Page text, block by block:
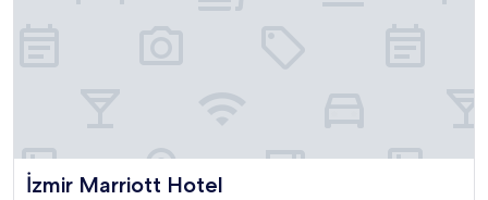
İzmir Marriott Hotel
İzmir Marriott Hotel